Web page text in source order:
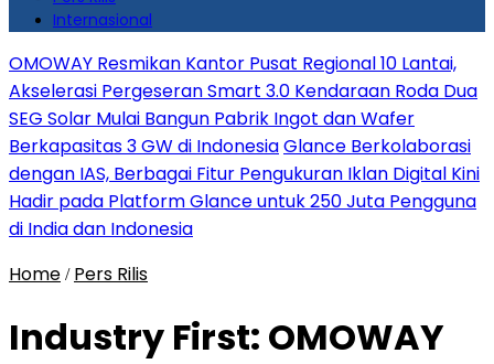
Internasional
OMOWAY Resmikan Kantor Pusat Regional 10 Lantai,
Akselerasi Pergeseran Smart 3.0 Kendaraan Roda Dua
SEG Solar Mulai Bangun Pabrik Ingot dan Wafer
Berkapasitas 3 GW di IndonesiaGlance Berkolaborasi
dengan IAS, Berbagai Fitur Pengukuran Iklan Digital Kini
Hadir pada Platform Glance untuk 250 Juta Pengguna
di India dan Indonesia
Home / Pers Rilis
Industry First: OMOWAY